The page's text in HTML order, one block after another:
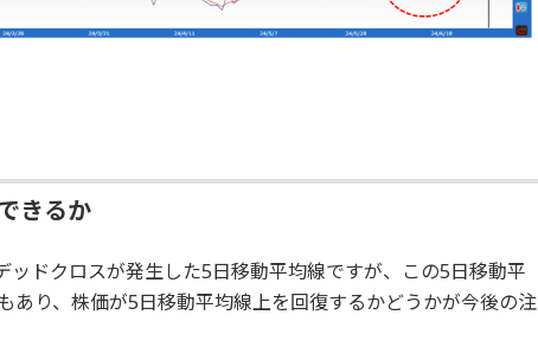
きるか
ドクロスが発生した5日移動平均線ですが、この5日移動平
あり、株価が5日移動平均線上を回復するかどうかが今後の注